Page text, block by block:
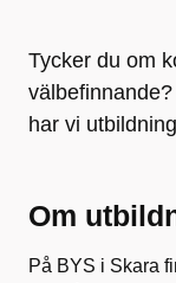
Tycker du om
har vi
Om
På BYS i Skara